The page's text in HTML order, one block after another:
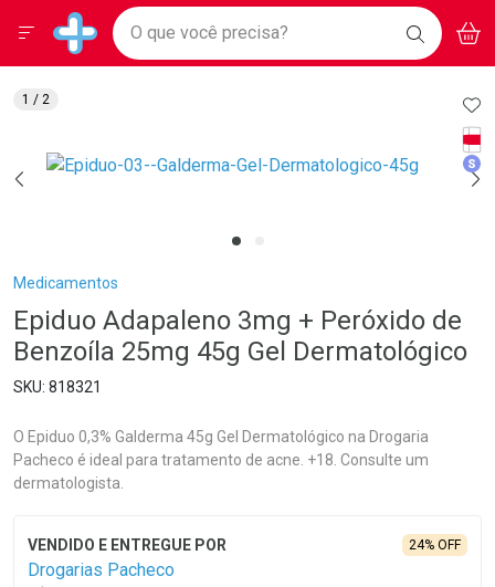
Drogarias Pacheco
Baixe nosso APP e aproveite Ofertas Exclusivas!
BAIXE
O APP
Ir direto para a home
pela página
Ir direto para o conteúdo
Ir direto para a busca
Ir direto para a conta
Ir direto para a notificações
Ir direto para o carrinho
Faça a sua busca
O que você precisa? BUSCAR
Menu
Breadcrumb
Medicamentos
Epiduo Adapaleno 3mg + Peróxido de
Benzoíla 25mg 45g Gel Dermatológico
818321
O Epiduo 0,3% Galderma 45g Gel Dermatológico na Drogaria
Pacheco é ideal para tratamento de acne. +18. Consulte um
dermatologista.
Drogarias Pacheco
24% OFF
1 / 2